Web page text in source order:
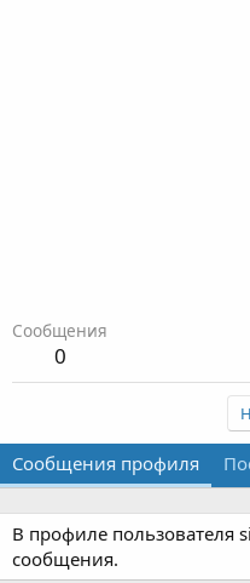
Сообщения
0
Сообщения профиля
В профиле пользователя
сообщения.